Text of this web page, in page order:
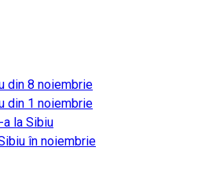
din 8 noiembrie
din 1 noiembrie
la Sibiu
în noiembrie